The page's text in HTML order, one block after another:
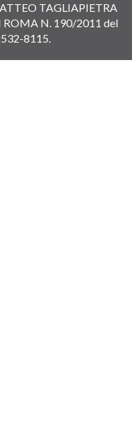
TAGLIAPIETRA
ROMA N. 190/2011 del
8115.